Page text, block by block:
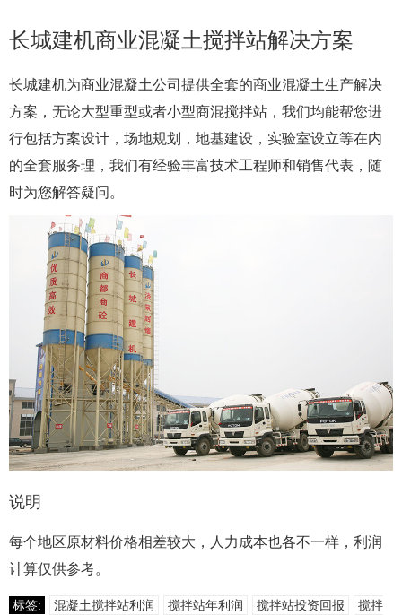
长城建机商业混凝土搅拌站解决方案
长城建机为商业混凝土公司提供全套的商业混凝土生产解决
方案，无论大型重型或者小型商混搅拌站，我们均能帮您进
行包括方案设计，场地规划，地基建设，实验室设立等在内
的全套服务理，我们有经验丰富技术工程师和销售代表，随
时为您解答疑问。
说明
每个地区原材料价格相差较大，人力成本也各不一样，利润
计算仅供参考。
标签: 混凝土搅拌站利润 搅拌站年利润 搅拌站投资回报 搅拌